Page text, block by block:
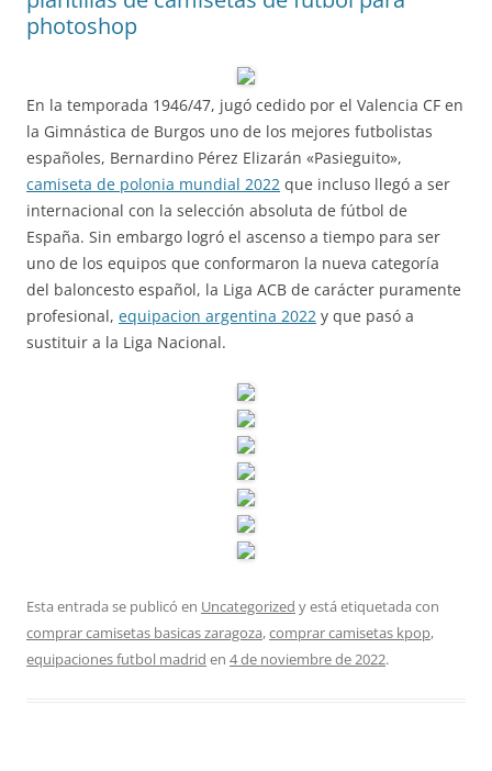
photoshop
En la temporada 1946/47, jugó cedido por el Valencia CF en
la Gimnástica de Burgos uno de los mejores futbolistas
españoles, Bernardino Pérez Elizarán «Pasieguito»,
camiseta de polonia mundial 2022 que incluso llegó a ser
internacional con la selección absoluta de fútbol de
España. Sin embargo logró el ascenso a tiempo para ser
uno de los equipos que conformaron la nueva categoría
del baloncesto español, la Liga ACB de carácter puramente
profesional, equipacion argentina 2022 y que pasó a
sustituir a la Liga Nacional.
Esta entrada se publicó en Uncategorized y está etiquetada con
comprar camisetas basicas zaragoza,comprar camisetas kpop,
equipaciones futbol madrid en 4 de noviembre de 2022.